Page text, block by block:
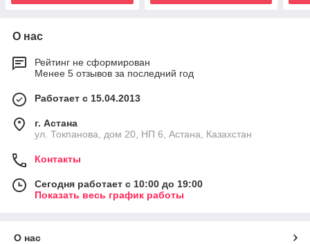
О нас
Рейтинг не сформирован
Менее 5 отзывов за последний год
Работает с 15.04.2013
г. Астана
ул. Токпанова, дом 20, НП 6, Астана, Казахстан
Контакты
Сегодня работает с 10:00 до 19:00
Показать весь график работы
О нас